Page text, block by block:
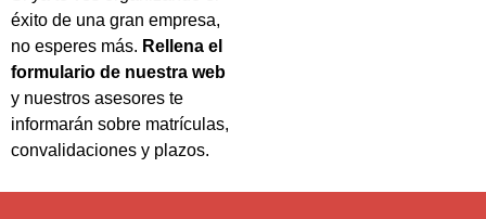
éxito de una gran empresa,
no esperes más. Rellena el
formulario de nuestra web
y nuestros asesores te
informarán sobre matrículas,
convalidaciones y plazos.